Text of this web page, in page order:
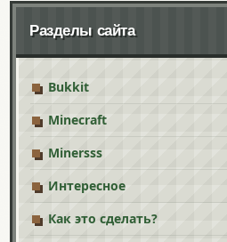
Разделы сайта
Bukkit
Minecraft
Minersss
Интересное
Как это сделать?